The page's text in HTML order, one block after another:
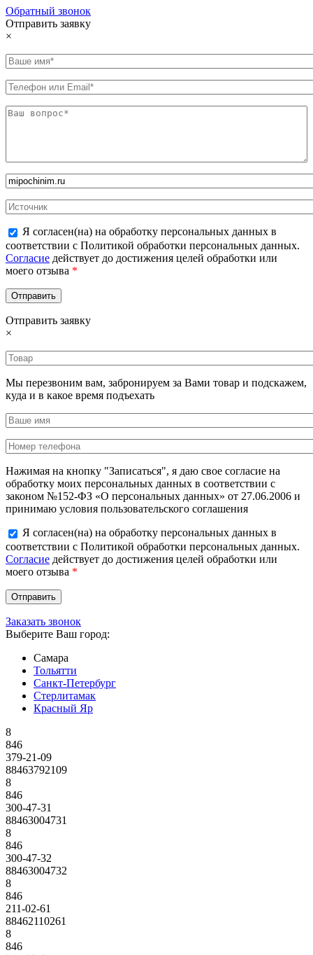
Обратный звонок
Отправить заявку
×
Я согласен(на) на обработку персональных данных в
соответствии с Политикой обработки персональных данных.
Согласие действует до достижения целей обработки или
моего отзыва *
Отправить заявку
×
Мы перезвоним вам, забронируем за Вами товар и подскажем,
куда и в какое время подъехать
Нажимая на кнопку "Записаться", я даю свое согласие на
обработку моих персональных данных в соответствии с
законом №152-ФЗ «О персональных данных» от 27.06.2006 и
принимаю условия пользовательского соглашения
Я согласен(на) на обработку персональных данных в
соответствии с Политикой обработки персональных данных.
Согласие действует до достижения целей обработки или
моего отзыва *
Заказать звонок
Выберите Ваш город:
Самара
Тольятти
Санкт-Петербург
Стерлитамак
Красный Яр
8
846
379-21-09
88463792109
8
846
300-47-31
88463004731
8
846
300-47-32
88463004732
8
846
211-02-61
88462110261
8
846